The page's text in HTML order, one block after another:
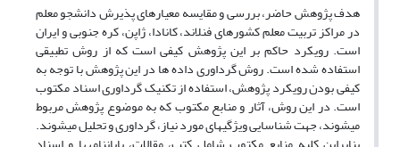
هدف پژوهش حاضر، بررسی و مقایسه معیارهای پذیرش دانشجو معلم
در مراکز تربیت معلم کشورهای فنلاند، کانادا، ژاپن، کره جنوبی و ایران
است. رویکرد حاکم بر این پژوهش کیفی است که از روش تطبیقی
استفاده شده است. روش گرداوری داده ها در این پژوهش با توجه به
کیفی بودن رویکرد پژوهش، استفاده از تکنیک گرداوری اسناد مکتوب
است. در این روش، آثار و منابع مکتوب که به موضوع پژوهش مربوط
می‏شوند، جهت شناسایی ویژگی‏های مورد نیاز، گرداوری و تحلیل می‏شوند.